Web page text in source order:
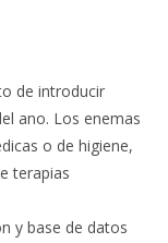
de introducir
ano. Los enemas
o de higiene,
terapias
y base de datos